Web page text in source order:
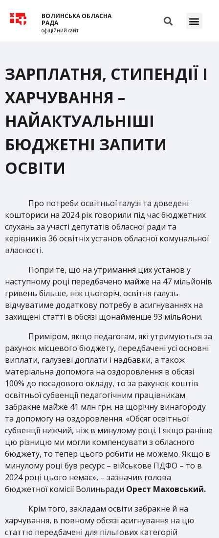
ВОЛИНСЬКА ОБЛАСНА
РАДА
офіційний сайт
ЗАРПЛАТНЯ, СТИПЕНДІЇ І
ХАРЧУВАННЯ –
НАЙАКТУАЛЬНІШІ
БЮДЖЕТНІ ЗАПИТИ
ОСВІТИ
Про потреби освітньої галузі та доведені
кошториси на 2024 рік говорили під час бюджетних
слухань за участі депутатів обласної ради та
керівників 36 освітніх установ обласної комунальної
власності.
Попри те, що на утримання цих установ у
наступному році передбачено майже на 47 мільйонів
гривень більше, ніж цьогоріч, освітня галузь
відчуватиме додаткову потребу в асигнуваннях на
захищені статті в обсязі щонайменше 93 мільйони.
Приміром, якщо педагогам, які утримуються за
рахунок місцевого бюджету, передбачені усі основні
виплати, галузеві доплати і надбавки, а також
матеріальна допомога на оздоровлення в обсязі
100% до посадового окладу, то за рахунок коштів
освітньої субвенції педагогічним працівникам
забракне майже 41 млн грн. на щорічну винагороду
та допомогу на оздоровлення. «Обсяг освітньої
субвенції нижчий, ніж в минулому році. І якщо раніше
цю різницю ми могли компенсувати з обласного
бюджету, то тепер цього робити не можемо. Якщо в
минулому році був ресурс – військове ПДФО – то в
2024 році цього немає», – зазначив голова
бюджетної комісії Волиньради Орест Маховський.
Крім того, закладам освіти забракне й на
харчування, в повному обсязі асигнування на цю
статтю передбачені для пільгових категорій